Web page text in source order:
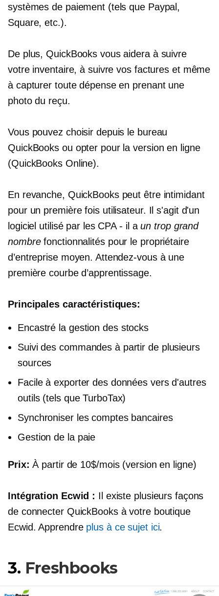
systèmes de paiement (tels que Paypal,
Square, etc.).
De plus, QuickBooks vous aidera à suivre
votre inventaire, à suivre vos factures et même
à capturer toute dépense en prenant une
photo du reçu.
Vous pouvez choisir depuis le bureau
QuickBooks ou opter pour la version en ligne
(QuickBooks Online).
En revanche, QuickBooks peut être intimidant
pour un première foisutilisateur. Il s'agit d'un
logiciel utilisé par les CPA - il aun trop grand
nombrefonctionnalités pour le propriétaire
d’entreprise moyen. Attendez-vous à une
première courbe d’apprentissage.
Principales caractéristiques:
Encastré la gestion des stocks
Suivi des commandes à partir de plusieurs
sources
Facile à exporter des données vers d'autres
outils (tels que TurboTax)
Synchroniser les comptes bancaires
Gestion de la paie
Prix:À partir de 10$/mois (version en ligne)
Intégration Ecwid : Il existe plusieurs façons
de connecter QuickBooks à votre boutique
Ecwid. Apprendre plus à ce sujet ici.
3. Freshbooks